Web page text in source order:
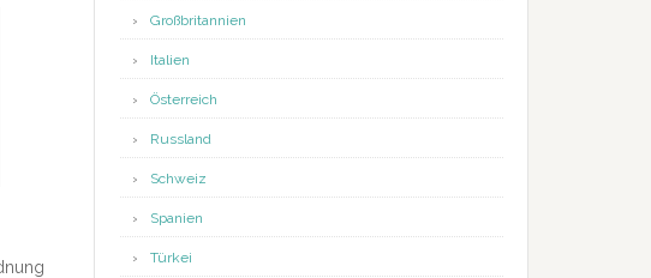
Großbritannien
Italien
Österreich
Russland
Schweiz
Spanien
Türkei